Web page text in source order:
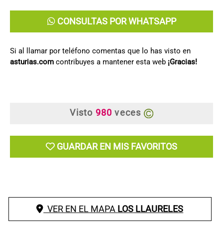
CONSULTAS POR WHATSAPP
Si al llamar por teléfono comentas que lo has visto en
asturias.com contribuyes a mantener esta web ¡Gracias!
Visto 980 veces
GUARDAR EN MIS FAVORITOS
VER EN EL MAPA LOS LLAURELES